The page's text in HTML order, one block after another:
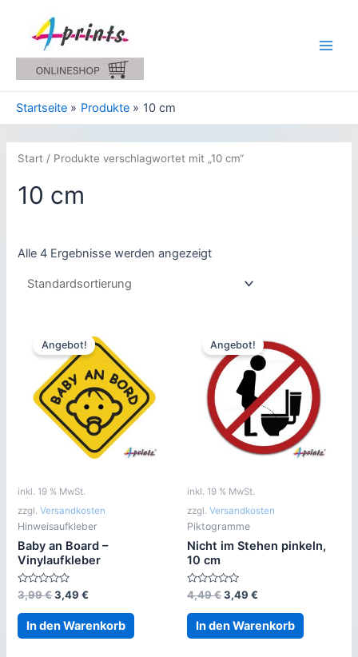
springen
Startseite Produkte 10 cm
Start / Produkte verschlagwortet mit „10 cm“
10 cm
Alle 4 Ergebnisse werden angezeigt
Angebot!
inkl. 19 % MwSt.
zzgl.Versandkosten
Hinweisaufkleber
Baby an Board –
Vinylaufkleber
Bewertet
mit
0
von
3,99€Ursprünglicher
war:
3,49€
ist:
3,49 €.
In den Warenkorb
Angebot!
inkl. 19 % MwSt.
zzgl. Versandkosten
Piktogramme
Nicht im Stehen pinkeln,
10 cm
Bewertet
mit
0
von
4,49€Ursprünglicher
war:
3,49 €
ist:
3,49 €.
In den Warenkorb